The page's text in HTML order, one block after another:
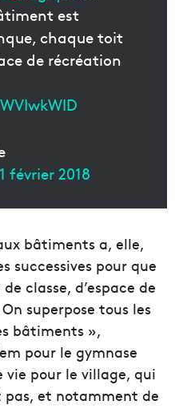
est
chaque toit
de récréation
1 février 2018
bâtiments a, elle,
successives pour que
classe, d’espace de
superpose tous les
bâtiments »,
pour le gymnase
pour le village, qui
pas, et notamment de